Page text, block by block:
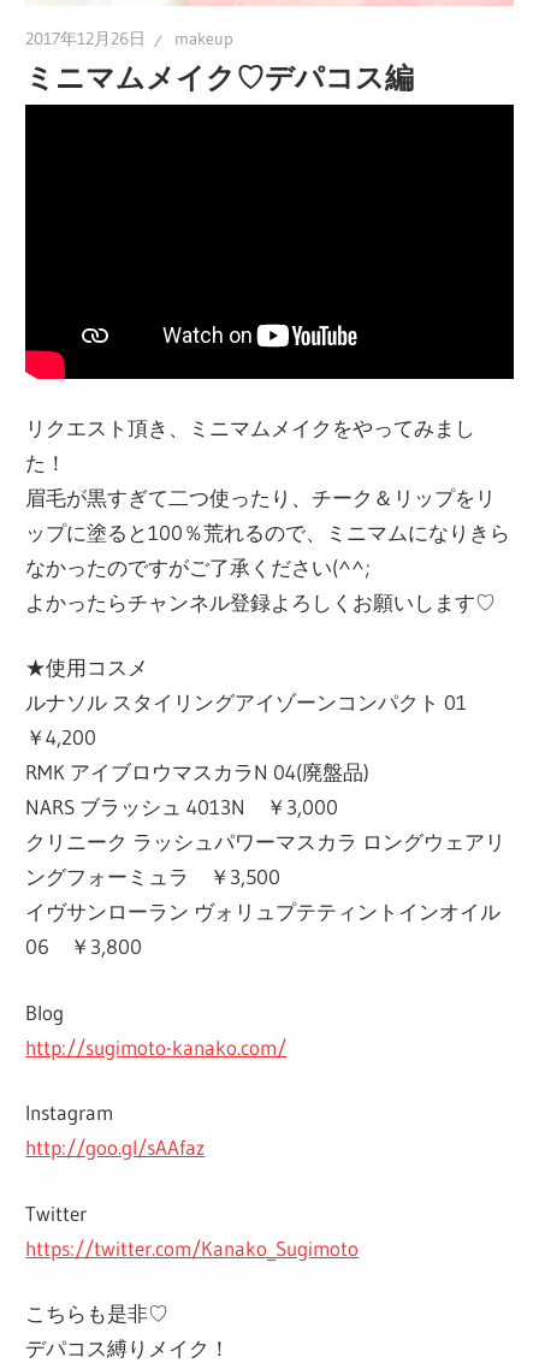
2017年12月26日 makeup
ミニマムメイク♡デパコス編
リクエスト頂き、ミニマムメイクをやってみまし
た！
眉毛が黒すぎて二つ使ったり、チーク＆リップをリ
ップに塗ると100％荒れるので、ミニマムになりきら
なかったのですがご了承ください(^^;
よかったらチャンネル登録よろしくお願いします♡
★使用コスメ
ルナソル スタイリングアイゾーンコンパクト 01
￥4,200
RMK アイブロウマスカラN 04(廃盤品)
NARS ブラッシュ 4013N ￥3,000
クリニーク ラッシュパワーマスカラ ロングウェアリ
ングフォーミュラ ￥3,500
イヴサンローラン ヴォリュプテティントインオイル
06 ￥3,800
Blog
http://sugimoto-kanako.com/
Instagram
http://goo.gl/sAAfaz
Twitter
https://twitter.com/Kanako_Sugimoto
こちらも是非♡
デパコス縛りメイク！